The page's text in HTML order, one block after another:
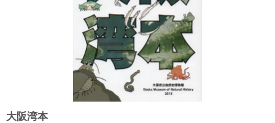
大阪湾本